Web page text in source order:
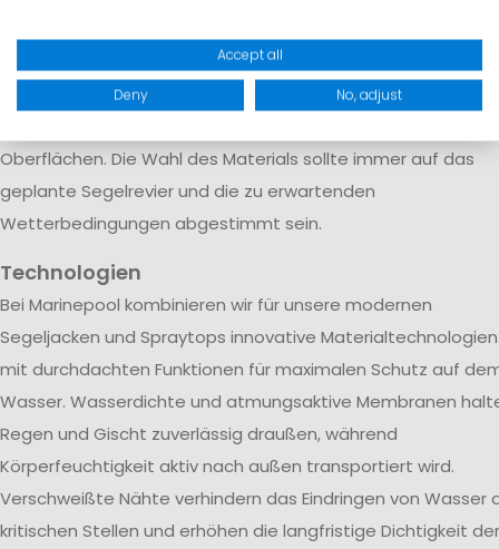
wichtige Rolle. Hochwertige Segeljacken verfügen über
verstärkte Bereiche an besonders beanspruchten Stellen,
Oberflächen. Die Wahl des Materials sollte immer auf das
geplante Segelrevier und die zu erwartenden
Wetterbedingungen abgestimmt sein.
Technologien
Bei Marinepool kombinieren wir für unsere modernen
Segeljacken und Spraytops innovative Materialtechnologien
mit durchdachten Funktionen für maximalen Schutz auf
Wasser. Wasserdichte und atmungsaktive Membranen
Regen und Gischt zuverlässig draußen, während
Körperfeuchtigkeit aktiv nach außen transportiert wird.
Verschweißte Nähte verhindern das Eindringen von Wasser
kritischen Stellen und erhöhen die langfristige Dichtigkeit der
Accept all
Deny No, adjust